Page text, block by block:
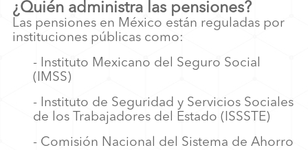
¿Quién administra las pensiones?
Las pensiones en México están reguladas por
instituciones públicas como:
- Instituto Mexicano del Seguro Social
(IMSS)
- Instituto de Seguridad y Servicios Sociales
de los Trabajadores del Estado (ISSSTE)
- Comisión Nacional del Sistema de Ahorro